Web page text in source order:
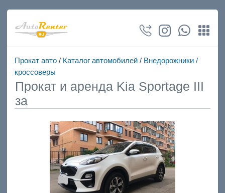
Прокат авто/ Каталог автомобилей/ Внедорожники /
кроссоверы
Прокат и аренда Kia Sportage III
за